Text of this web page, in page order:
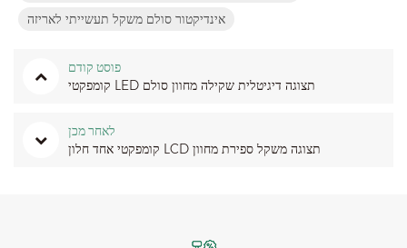
אינדיקטור סולם משקל תעשייתי לאריזה
פוסט קודם
קומפקטי LED תצוגה דיגיטלית שקילה מחוון סולם
לאחר מכן
קומפקטי אחד חלון LCD תצוגה משקל ספירת מחוון